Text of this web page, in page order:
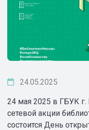
24.05.2025
24 мая 2025 в ГБУК
сетевой акции
состоится День